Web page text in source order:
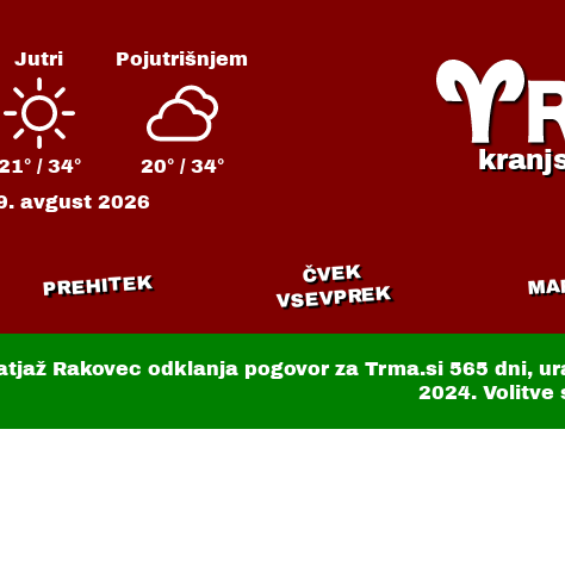
Jutri
/ 34°
Pojutrišnjem
20° / 34°
avgust 2026
PREHITEK ČVEK
VSEVPREK
Rakovec odklanja pogovor za Trma.si 565 dni,
2024. Volitve